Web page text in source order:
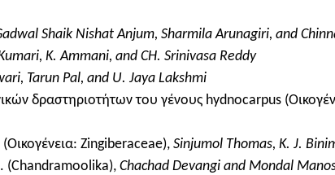
Shaik Nishat Anjum, Sharmila Arunagiri, and
K. Ammani, and CH. Srinivasa Reddy
Tarun Pal, and U. Jaya Lakshmi
δραστηριοτήτων του γένους hydnocarpus
Zingiberaceae), Sinjumol Thomas, K. J.
(Chandramoolika), Chachad Devangi and Mondal